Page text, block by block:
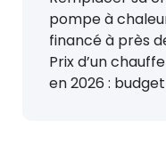
pompe à
financé à près
Prix d’un
en 2026 :